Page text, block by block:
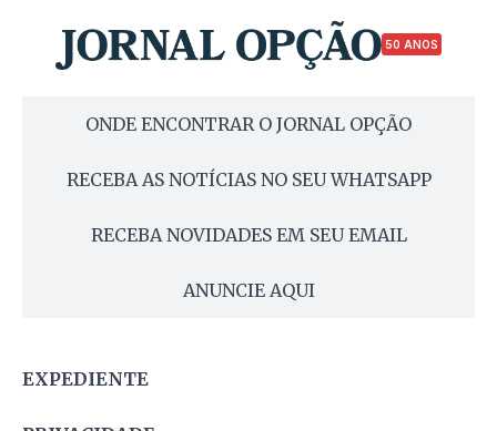
50 ANOS
ONDE ENCONTRAR O JORNAL OPÇÃO
RECEBA AS NOTÍCIAS NO SEU WHATSAPP
RECEBA NOVIDADES EM SEU EMAIL
ANUNCIE AQUI
EXPEDIENTE